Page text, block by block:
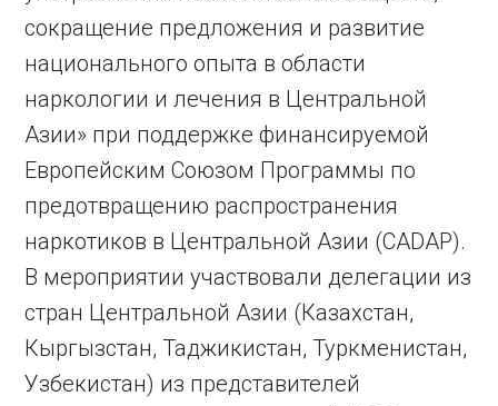
сокращение предложения и развитие
национального опыта в области
наркологии и лечения в Центральной
Азии» при поддержке финансируемой
Европейским Союзом Программы по
предотвращению распространения
наркотиков в Центральной Азии (CADAP).
В мероприятии участвовали делегации из
стран Центральной Азии (Казахстан,
Кыргызстан, Таджикистан, Туркменистан,
Узбекистан) из представителей